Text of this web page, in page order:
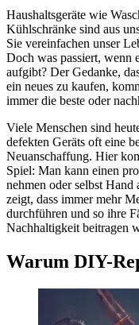
Haushaltsgeräte wie
Kühlschränke sind aus
Sie vereinfachen unser
Doch was passiert, wenn
aufgibt? Der Gedanke,
ein neues zu kaufen,
immer die beste oder
Viele Menschen sind
defekten Geräts oft eine
Neuanschaffung. Hier
Spiel: Man kann einen
nehmen oder selbst
zeigt, dass immer mehr
durchführen und so ihre
Nachhaltigkeit beitragen
Warum DIY-